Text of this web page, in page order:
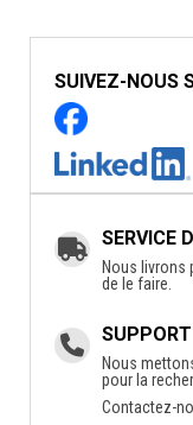
SUIVEZ-NOUS
SERVICE
Nous livrons
de le faire.
SUPPORT
Nous
pour la
Contactez-